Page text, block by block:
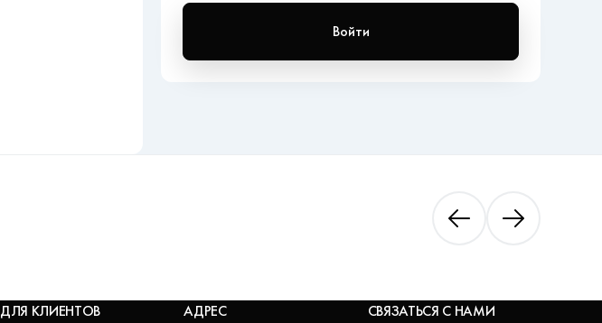
Войти
ДЛЯ КЛИЕНТОВ АДРЕС СВЯЗАТЬСЯ С НАМИ